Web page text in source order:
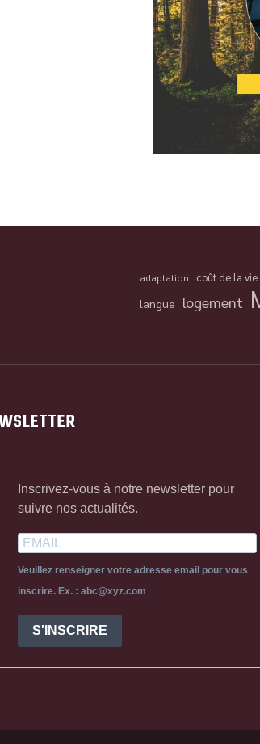
adaptation coût de la vie
langue logement
Inscrivez-vous à notre newsletter pour
suivre nos actualités.
Veuillez renseigner votre adresse email pour vous
inscrire. Ex. : abc@xyz.com
S'INSCRIRE